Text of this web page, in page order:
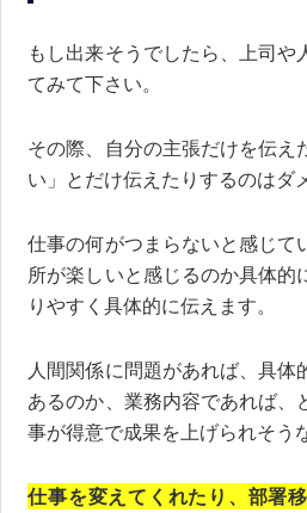
もし出来そうでしたら、上司や
てみて下さい。
その際、自分の主張だけを伝え
い」とだけ伝えたりするのはダ
仕事の何がつまらないと感じて
所が楽しいと感じるのか具体的
りやすく具体的に伝えます。
人間関係に問題があれば、具体
あるのか、業務内容であれば、
事が得意で成果を上げられそう
仕事を変えてくれたり、部署